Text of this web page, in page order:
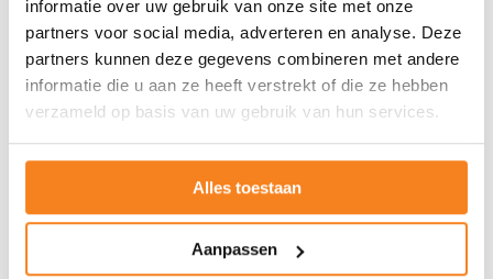
informatie over uw gebruik van onze site met onze
partners voor social media, adverteren en analyse. Deze
partners kunnen deze gegevens combineren met andere
informatie die u aan ze heeft verstrekt of die ze hebben
verzameld op basis van uw gebruik van hun services.
Alles toestaan
Aanpassen
Maak leren speelser en actiever.
Houd ook in de projectorganisatie
rekening met de doelgroep.
voor de verdere ontwikkeling van
lesmateriaal binnen JINC.
Van inzicht naar actie